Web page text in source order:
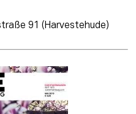
91 (Harvestehude)